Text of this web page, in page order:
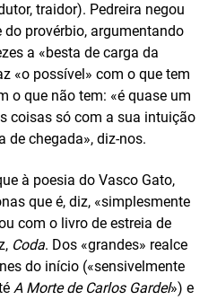
traidor). Pedreira negou
provérbio, argumentando
a «besta de carga da
«o possível» com o que tem
o que não tem: «é quase um
coisas só com a sua intuição
chegada», diz-nos.
à poesia do Vasco Gato,
que é, diz, «simplesmente
com o livro de estreia de
Coda. Dos «grandes» realce
do início («sensivelmente
A Morte de Carlos Gardel») e